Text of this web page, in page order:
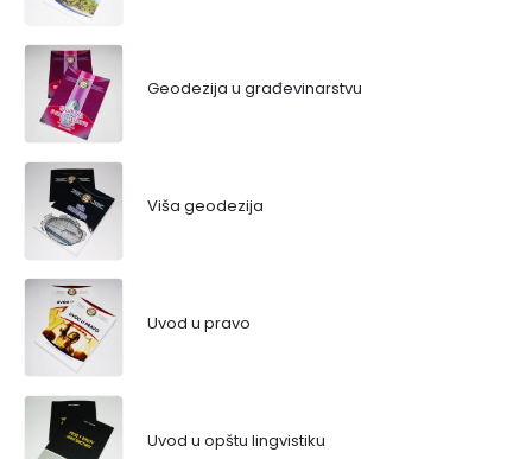
Geodezija u građevinarstvu
Viša geodezija
Uvod u pravo
Uvod u opštu lingvistiku